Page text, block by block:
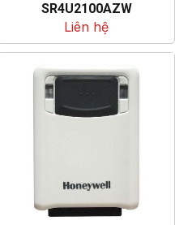
SR4U2100AZW
Liên hệ